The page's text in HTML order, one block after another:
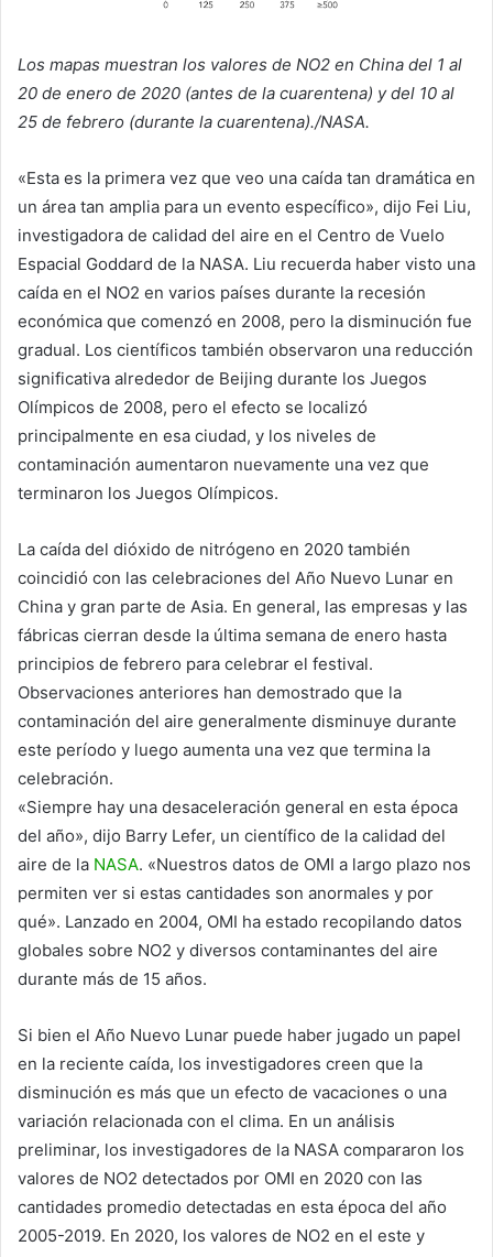
Los mapas muestran los valores de NO2 en China del 1 al
20 de enero de 2020 (antes de la cuarentena) y del 10 al
25 de febrero (durante la cuarentena)./NASA.
«Esta es la primera vez que veo una caída tan dramática en
un área tan amplia para un evento específico», dijo Fei Liu,
investigadora de calidad del aire en el Centro de Vuelo
Espacial Goddard de la NASA. Liu recuerda haber visto una
caída en el NO2 en varios países durante la recesión
económica que comenzó en 2008, pero la disminución fue
gradual. Los científicos también observaron una reducción
significativa alrededor de Beijing durante los Juegos
Olímpicos de 2008, pero el efecto se localizó
principalmente en esa ciudad, y los niveles de
contaminación aumentaron nuevamente una vez que
terminaron los Juegos Olímpicos.
La caída del dióxido de nitrógeno en 2020 también
coincidió con las celebraciones del Año Nuevo Lunar en
China y gran parte de Asia. En general, las empresas y las
fábricas cierran desde la última semana de enero hasta
principios de febrero para celebrar el festival.
Observaciones anteriores han demostrado que la
contaminación del aire generalmente disminuye durante
este período y luego aumenta una vez que termina la
celebración.
«Siempre hay una desaceleración general en esta época
del año», dijo Barry Lefer, un científico de la calidad del
aire de la NASA. «Nuestros datos de OMI a largo plazo nos
permiten ver si estas cantidades son anormales y por
qué». Lanzado en 2004, OMI ha estado recopilando datos
globales sobre NO2 y diversos contaminantes del aire
durante más de 15 años.
Si bien el Año Nuevo Lunar puede haber jugado un papel
en la reciente caída, los investigadores creen que la
disminución es más que un efecto de vacaciones o una
variación relacionada con el clima. En un análisis
preliminar, los investigadores de la NASA compararon los
valores de NO2 detectados por OMI en 2020 con las
cantidades promedio detectadas en esta época del año
2005-2019. En 2020, los valores de NO2 en el este y